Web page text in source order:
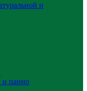
и
и панно